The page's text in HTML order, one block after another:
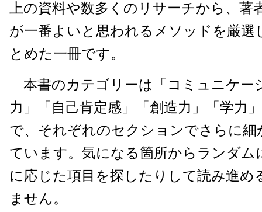
上の資料や数多くのリサーチから、著
が一番よいと思われるメソッドを厳選
とめた一冊です。
本書のカテゴリーは「コミュニケー
力」「自己肯定感」「創造力」「学力
で、それぞれのセクションでさらに細
ています。気になる箇所からランダム
に応じた項目を探したりして読み進め
ません。